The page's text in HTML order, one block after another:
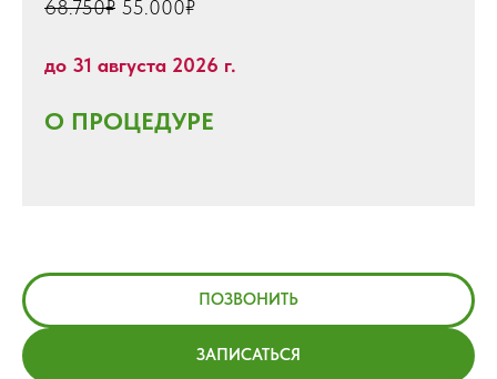
68.750₽ 55.000₽
до 31 августа 2026 г.
О ПРОЦЕДУРЕ
ПОЗВОНИТЬ
ЗАПИСАТЬСЯ